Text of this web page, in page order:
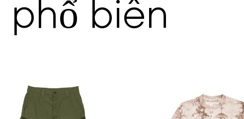
phổ biến